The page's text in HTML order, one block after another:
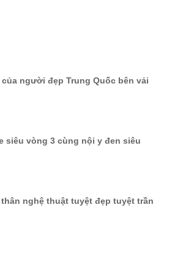
người đẹp Trung Quốc bên vải
siêu vòng 3 cùng nội y đen siêu
nghệ thuật tuyệt đẹp tuyệt trần